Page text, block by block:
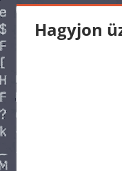
Hagyjon